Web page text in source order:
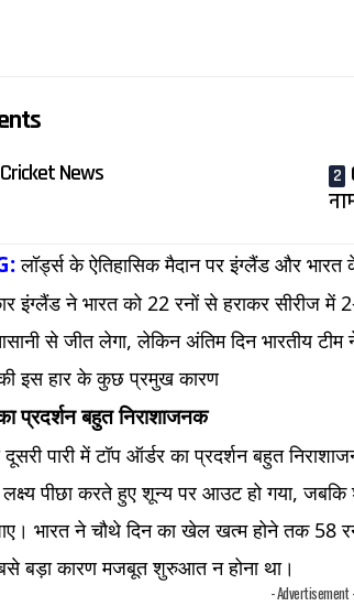
News
लॉर्ड्स के ऐतिहासिक मैदान पर इंग्लैंड और
इंग्लैंड ने भारत को 22 रनों से हराकर सीरीज में
से जीत लेगा, लेकिन अंतिम दिन भारतीय
इस हार के कुछ प्रमुख कारण
प्रदर्शन बहुत निराशाजनक
दूसरी पारी में टॉप ऑर्डर का प्रदर्शन बहुत
पीछा करते हुए शून्य पर आउट हो गया,
भारत ने चौथे दिन का खेल खत्म होने तक 58
बड़ा कारण मजबूत शुरुआत न होना था।
- Advertisement